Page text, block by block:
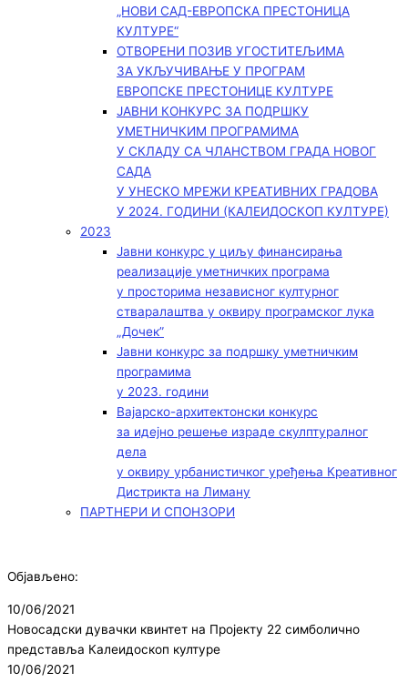
„НОВИ САД-ЕВРОПСКА ПРЕСТОНИЦА
КУЛТУРЕ“
ОТВОРЕНИ ПОЗИВ УГОСТИТЕЉИМА
ЗА УКЉУЧИВАЊЕ У ПРОГРАМ
ЕВРОПСКЕ ПРЕСТОНИЦЕ КУЛТУРЕ
ЈАВНИ КОНКУРС ЗА ПОДРШКУ
УМЕТНИЧКИМ ПРОГРАМИМА
У СКЛАДУ СА ЧЛАНСТВОМ ГРАДА НОВОГ
САДА
У УНЕСКО МРЕЖИ КРЕАТИВНИХ ГРАДОВА
У 2024. ГОДИНИ (КАЛЕИДОСКОП КУЛТУРЕ)
2023
Јавни конкурс у циљу финансирања
реализације уметничких програма
у просторима независног културног
стваралаштва у оквиру програмског лука
„Дочек”
Јавни конкурс за подршку уметничким
програмима
у 2023. години
Вајарско-архитектонски конкурс
за идејно решење израде скулптуралног
дела
у оквиру урбанистичког уређења Креативног
Дистрикта на Лиману
ПАРТНЕРИ И СПОНЗОРИ
Објављено:
10/06/2021
Новосадски дувачки квинтет на Пројекту 22 симболично
представља Калеидоскоп културе
10/06/2021